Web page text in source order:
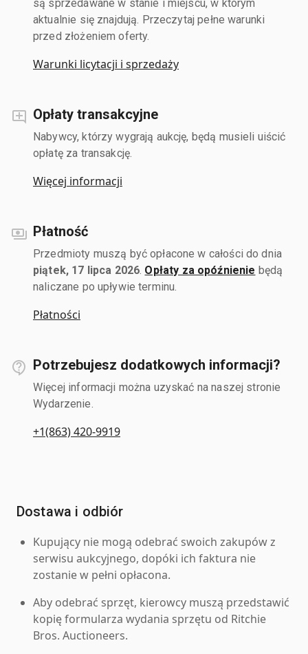
są sprzedawane w stanie i miejscu, w którym
aktualnie się znajdują. Przeczytaj pełne warunki
przed złożeniem oferty.
Warunki licytacji i sprzedaży
Opłaty transakcyjne
Nabywcy, którzy wygrają aukcję, będą musieli uiścić
opłatę za transakcję.
Więcej informacji
Płatność
Przedmioty muszą być opłacone w całości do dnia
piątek, 17 lipca 2026 Opłaty za opóźnienie będą
naliczane po upływie terminu.
Płatności
Potrzebujesz dodatkowych informacji?
Więcej informacji można uzyskać na naszej stronie
Wydarzenie.
+1(863) 420-9919
Dostawa i odbiór
Kupujący nie mogą odebrać swoich zakupów z
serwisu aukcyjnego, dopóki ich faktura nie
zostanie w pełni opłacona.
Aby odebrać sprzęt, kierowcy muszą przedstawić
kopię formularza wydania sprzętu od Ritchie
Bros. Auctioneers.